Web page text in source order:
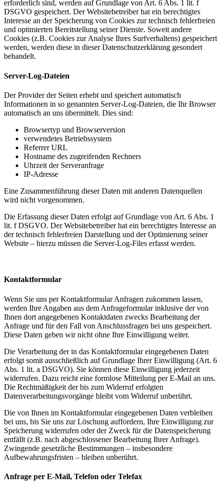
erforderlich sind, werden auf Grundlage von Art. 6 Abs. 1 lit. f
DSGVO gespeichert. Der Websitebetreiber hat ein berechtigtes
Interesse an der Speicherung von Cookies zur technisch fehlerfreien
und optimierten Bereitstellung seiner Dienste. Soweit andere
Cookies (z.B. Cookies zur Analyse Ihres Surfverhaltens) gespeichert
werden, werden diese in dieser Datenschutzerklärung gesondert
behandelt.
Server-Log-Dateien
Der Provider der Seiten erhebt und speichert automatisch
Informationen in so genannten Server-Log-Dateien, die Ihr Browser
automatisch an uns übermittelt. Dies sind:
Browsertyp und Browserversion
verwendetes Betriebssystem
Referrer URL
Hostname des zugreifenden Rechners
Uhrzeit der Serveranfrage
IP-Adresse
Eine Zusammenführung dieser Daten mit anderen Datenquellen
wird nicht vorgenommen.
Die Erfassung dieser Daten erfolgt auf Grundlage von Art. 6 Abs. 1
lit. f DSGVO. Der Websitebetreiber hat ein berechtigtes Interesse an
der technisch fehlerfreien Darstellung und der Optimierung seiner
Website – hierzu müssen die Server-Log-Files erfasst werden.
Kontaktformular
Wenn Sie uns per Kontaktformular Anfragen zukommen lassen,
werden Ihre Angaben aus dem Anfrageformular inklusive der von
Ihnen dort angegebenen Kontaktdaten zwecks Bearbeitung der
Anfrage und für den Fall von Anschlussfragen bei uns gespeichert.
Diese Daten geben wir nicht ohne Ihre Einwilligung weiter.
Die Verarbeitung der in das Kontaktformular eingegebenen Daten
erfolgt somit ausschließlich auf Grundlage Ihrer Einwilligung (Art. 6
Abs. 1 lit. a DSGVO). Sie können diese Einwilligung jederzeit
widerrufen. Dazu reicht eine formlose Mitteilung per E-Mail an uns.
Die Rechtmäßigkeit der bis zum Widerruf erfolgten
Datenverarbeitungsvorgänge bleibt vom Widerruf unberührt.
Die von Ihnen im Kontaktformular eingegebenen Daten verbleiben
bei uns, bis Sie uns zur Löschung auffordern, Ihre Einwilligung zur
Speicherung widerrufen oder der Zweck für die Datenspeicherung
entfällt (z.B. nach abgeschlossener Bearbeitung Ihrer Anfrage).
Zwingende gesetzliche Bestimmungen – insbesondere
Aufbewahrungsfristen – bleiben unberührt.
Anfrage per E-Mail, Telefon oder Telefax